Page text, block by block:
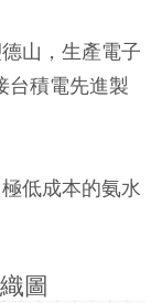
山，生產電子
台積電先進製
低成本的氨水
圖